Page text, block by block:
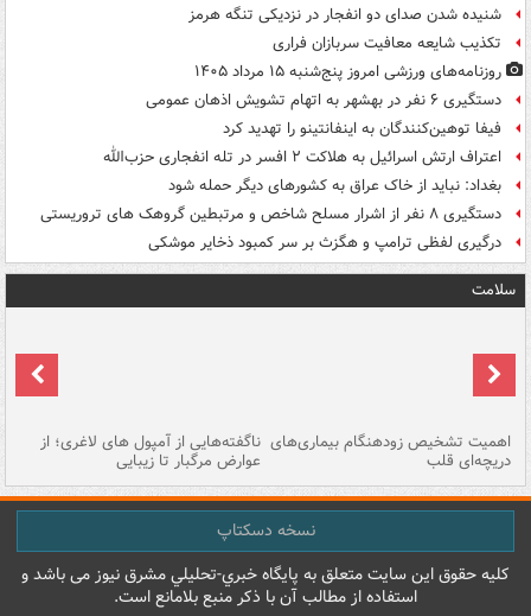
شنیده شدن صدای دو انفجار در نزدیکی تنگه هرمز
تکذیب شایعه معافیت سربازان فراری
روزنامه‌های ورزشی امروز پنج‌شنبه ۱۵ مرداد ۱۴۰۵
دستگیری ۶ نفر در بهشهر به اتهام تشویش اذهان عمومی
فیفا توهین‌کنندگان به اینفانتینو را تهدید کرد
اعتراف ارتش اسرائیل به هلاکت ۲ افسر در تله انفجاری حزب‌الله
بغداد: نباید از خاک عراق به کشورهای دیگر حمله شود
دستگیری ۸ نفر از اشرار مسلح شاخص و مرتبطین گروهک های تروریستی
درگیری لفظی ترامپ و هگزث بر سر کمبود ذخایر موشکی
سلامت
اهمیت تشخیص زودهنگام بیماری‌های
دریچه‌ای قلب
ناگفته‌هایی از آمپول های لاغری؛ از
عوارض مرگبار تا زیبایی
نسخه دسکتاپ
کليه حقوق اين سايت متعلق به پایگاه خبري-تحليلي مشرق نيوز می باشد و
استفاده از مطالب آن با ذکر منبع بلامانع است.